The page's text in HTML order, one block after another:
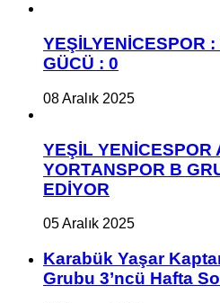
YEŞİLYENİCESPOR
GÜCÜ : 0
08 Aralık 2025
YEŞİL YENİCESPOR
YORTANSPOR B
EDİYOR
05 Aralık 2025
Karabük Yaşar
Grubu 3’ncü Hafta